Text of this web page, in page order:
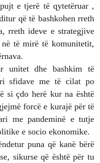
e tjerë të qytetëruar ,
që të bashkohen rreth
rreth ideve e strategjive
të mirë të komunitetit,
unitet dhe bashkim të
sfidave me të cilat po
si çdo herë kur na është
forcë e kurajë për të
me pandeminë e tutje
e socio ekonomike.
puna që kanë bërë
sikurse që është për tu